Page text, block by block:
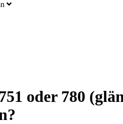
oder 780